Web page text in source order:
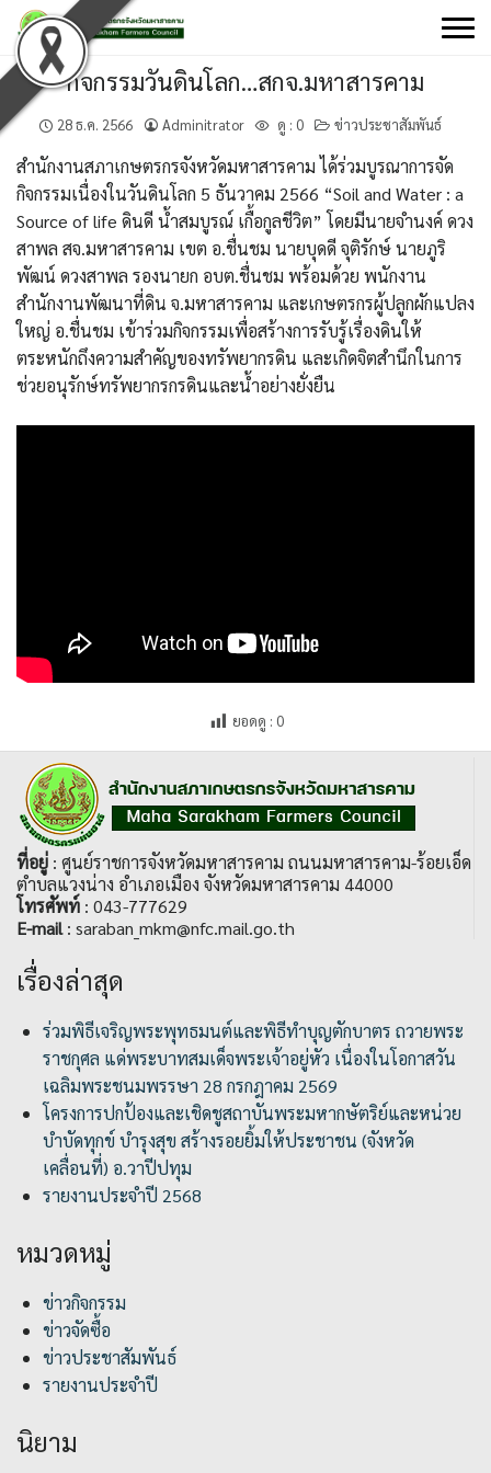
Skip
to
content กิจกรรมวันดินโลก…สกจ.มหาสารคาม
28 ธ.ค. 2566 Adminitrator ดู : 0 ข่าวประชาสัมพันธ์
สำนักงานสภาเกษตรกรจังหวัดมหาสารคาม ได้ร่วมบูรณาการจัด
กิจกรรมเนื่องในวันดินโลก 5 ธันวาคม 2566 “Soil and Water : a
Source of life ดินดี น้ำสมบูรณ์ เกื้อกูลชีวิต” โดยมีนายจำนงค์ ดวง
สาพล สจ.มหาสารคาม เขต อ.ชื่นชม นายบุดดี จุติรักษ์ นายภูริ
พัฒน์ ดวงสาพล รองนายก อบต.ชื่นชม พร้อมด้วย พนักงาน
สำนักงานพัฒนาที่ดิน จ.มหาสารคาม และเกษตรกรผู้ปลูกผักแปลง
ใหญ่ อ.ชื่นชม เข้าร่วมกิจกรรมเพื่อสร้างการรับรู้เรื่องดินให้
ตระหนักถึงความสำคัญของทรัพยากรดิน และเกิดจิตสำนึกในการ
ช่วยอนุรักษ์ทรัพยากรกรดินและน้ำอย่างยั่งยืน
ยอดดู : 0
ที่อยู่ : ศูนย์ราชการจังหวัดมหาสารคาม ถนนมหาสารคาม-ร้อยเอ็ด
ตำบลแวงน่าง อำเภอเมือง จังหวัดมหาสารคาม 44000
โทรศัพท์ : 043-777629
E-mail: saraban_mkm@nfc.mail.go.th
เรื่องล่าสุด
ร่วมพิธีเจริญพระพุทธมนต์และพิธีทำบุญตักบาตร ถวายพระ
ราชกุศล แด่พระบาทสมเด็จพระเจ้าอยู่หัว เนื่องในโอกาสวัน
เฉลิมพระชนมพรรษา 28 กรกฎาคม 2569
โครงการปกป้องและเชิดชูสถาบันพระมหากษัตริย์และหน่วย
บำบัดทุกข์ บำรุงสุข สร้างรอยยิ้มให้ประชาชน (จังหวัด
เคลื่อนที่) อ.วาปีปทุม
รายงานประจำปี 2568
หมวดหมู่
ข่าวกิจกรรม
ข่าวจัดซื้อ
ข่าวประชาสัมพันธ์
รายงานประจำปี
นิยาม